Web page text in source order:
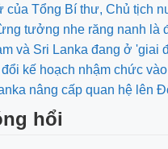
của Tổng Bí thư, Chủ tịch
tưởng nhe răng nanh là
và Sri Lanka đang ở 'giai
kế hoạch nhậm chức
nâng cấp quan hệ lên
hổi